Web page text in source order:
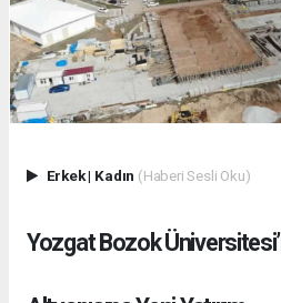
Erkek| Kadın (Haberi Sesli Oku)
Yozgat Bozok